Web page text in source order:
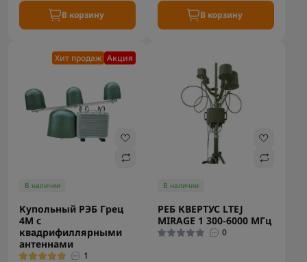
В корзину В корзину
Хит продаж Акция
В наличии
Купольный РЭБ Грец
4М с
квадрифиллярными
антеннами
1
В наличии
РЕБ КВЕРТУС LTEJ
MIRAGE 1 300-6000 МГц
0